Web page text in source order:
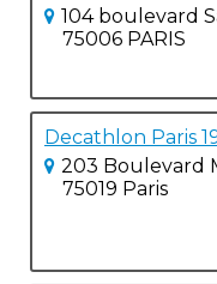
104 boulevard
75006 PARIS
Decathlon Paris
203 Boulevard
75019 Paris